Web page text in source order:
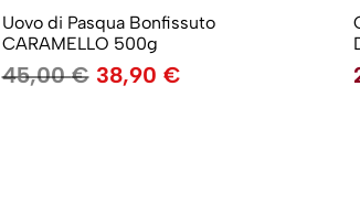
Uovo di Pasqua Bonfissuto
CARAMELLO 500g
45,00€ 38,90 €